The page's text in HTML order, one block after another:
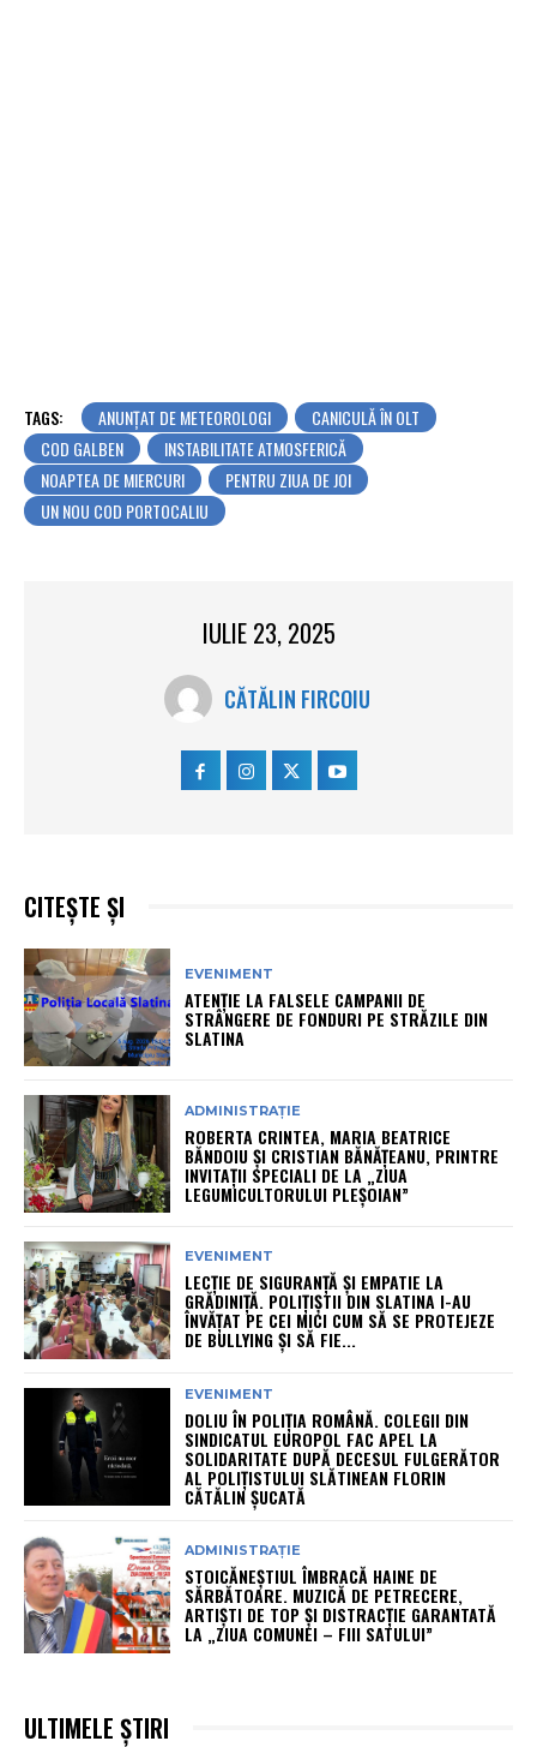
TAGS: ANUNȚAT DE METEOROLOGI
CANICULĂ ÎN OLT
COD GALBEN
INSTABILITATE ATMOSFERICĂ
NOAPTEA DE MIERCURI
PENTRU ZIUA DE JOI
UN NOU COD PORTOCALIU
IULIE 23, 2025
CĂTĂLIN FIRCOIU
CITEȘTE ȘI
EVENIMENT
ATENȚIE LA FALSELE CAMPANII DE
STRÂNGERE DE FONDURI PE STRĂZILE DIN
SLATINA
ADMINISTRAȚIE
ROBERTA CRINTEA, MARIA BEATRICE
BĂNDOIU ȘI CRISTIAN BĂNĂȚEANU, PRINTRE
INVITAȚII SPECIALI DE LA „ZIUA
LEGUMICULTORULUI PLEȘOIAN”
EVENIMENT
LECȚIE DE SIGURANȚĂ ȘI EMPATIE LA
GRĂDINIȚĂ. POLIȚIȘTII DIN SLATINA I-AU
ÎNVĂȚAT PE CEI MICI CUM SĂ SE PROTEJEZE
DE BULLYING ȘI SĂ FIE...
EVENIMENT
DOLIU ÎN POLIȚIA ROMÂNĂ. COLEGII DIN
SINDICATUL EUROPOL FAC APEL LA
SOLIDARITATE DUPĂ DECESUL FULGERĂTOR
AL POLIȚISTULUI SLĂTINEAN FLORIN
CĂTĂLIN ȘUCATĂ
ADMINISTRAȚIE
STOICĂNEȘTIUL ÎMBRACĂ HAINE DE
SĂRBĂTOARE. MUZICĂ DE PETRECERE,
ARTIȘTI DE TOP ȘI DISTRACȚIE GARANTATĂ
LA „ZIUA COMUNEI – FIII SATULUI”
ULTIMELE ȘTIRI